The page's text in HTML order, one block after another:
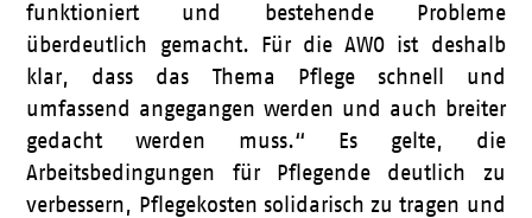
funktioniert und bestehende Probleme
überdeutlich gemacht. Für die AWO ist deshalb
klar, dass das Thema Pflege schnell und
umfassend angegangen werden und auch breiter
gedacht werden muss.“ Es gelte, die
Arbeitsbedingungen für Pflegende deutlich zu
verbessern, Pflegekosten solidarisch zu tragen und